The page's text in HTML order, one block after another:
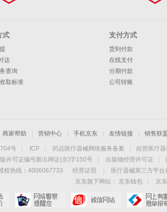
式
达
查询
取标准
支付方式
货到付款
在线支付
分期付款
公司转账
商家帮助 营销中心 手机京东 友情链接 销售联
号 ICP 药品医疗器械网络服务备案 自营医疗
许可证编号新出网证(京)字150号
出版物经营许可证
权热线：4006067733 经营证照 医疗器械第三方平
京东旗下网站：
京东钱包
京